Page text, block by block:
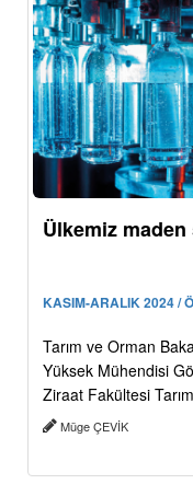
Ülkemiz
KASIM-ARALIK 2024 /
Tarım ve Orman
Yüksek Mühendisi
Ziraat Fakültesi
Müge ÇEVİK